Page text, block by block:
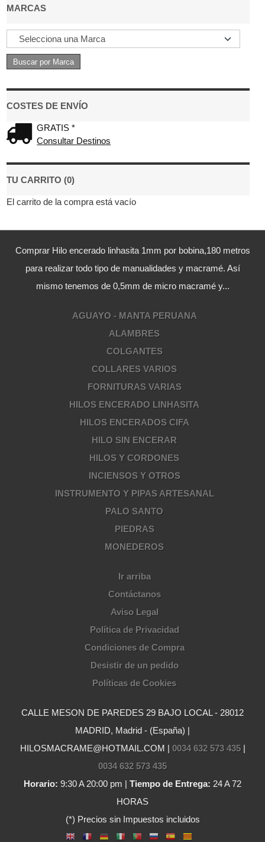
MARCAS
COSTES DE ENVÍO
GRATIS *
Consultar Destinos
TU CARRITO (0)
El carrito de la compra está vacío
Comprar Hilo encerado linhasita 1mm por bobina,180 metros
para realizar todo tipo de manualidades y macramé. Así
mismo tenemos de 0,5mm de micro macramé y...
AGUAYO - MANTA PERUANA
ALAMBRES
COLGANTES
COLLARES VARIOS
FORNITURAS VARIAS
HILOS ENCERADO LINHASITA
HILOS ENCERADOS CIFA
HILO SIN ENCERAR
HILOS Y CORDONES
INCIENSOS Y OTROS
INSTRUMENTO Y PIPAS ARTESANAL
PALO SANTO
PIEDRAS
MONEDEROS
Ir arriba
Contáctanos
Aviso Legal
Política de Privacidad
Condiciones de Compra
Desistir de un pedido
Políticas de Cookies
CALLE MESON DE PAREDES 29 BAJO LOCAL - 28012
MADRID, Madrid - (España) |
HILOSMACRAME@HOTMAIL.COM | 0034 632 573 435|
0034 632 573 435
Horario: 9:30 A 20:00 pm | Tiempo de Entrega: 24 A 72
HORAS
(*) Precios sin Impuestos incluidos